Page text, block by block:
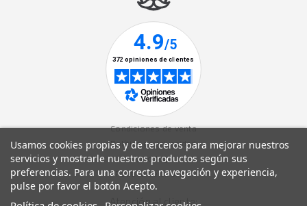
Condiciones de venta
Política de privacidad
Aviso legal
Política de cookies
Atención al cliente:
Usamos cookies propias y de terceros para mejorar nuestros
servicios y mostrarle nuestros productos según sus
preferencias. Para una correcta navegación y experiencia,
pulse por favor el botón Acepto.